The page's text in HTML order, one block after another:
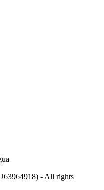
- All rights